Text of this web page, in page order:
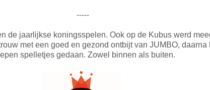
-----
de jaarlijkse koningsspelen. Ook op de Kubus werd
met een goed en gezond ontbijt van JUMBO, daarna
spelletjes gedaan. Zowel binnen als buiten.